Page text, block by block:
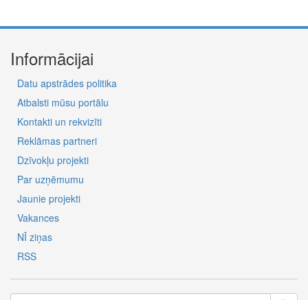
Informācijai
Datu apstrādes politika
Atbalsti mūsu portālu
Kontakti un rekvizīti
Reklāmas partneri
Dzīvokļu projekti
Par uzņēmumu
Jaunie projekti
Vakances
NĪ ziņas
RSS